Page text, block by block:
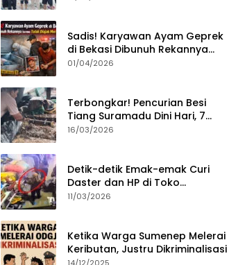
Sadis! Karyawan Ayam Geprek
di Bekasi Dibunuh Rekannya
karena Tolak Diajak Merampok
01/04/2026
Terbongkar! Pencurian Besi
Tiang Suramadu Dini Hari, 7
ABK Ditangkap Polisi
16/03/2026
Detik-detik Emak-emak Curi
Daster dan HP di Toko
Sumenep, Aksi Terekam CCTV
11/03/2026
Ketika Warga Sumenep Melerai
Keributan, Justru Dikriminalisasi